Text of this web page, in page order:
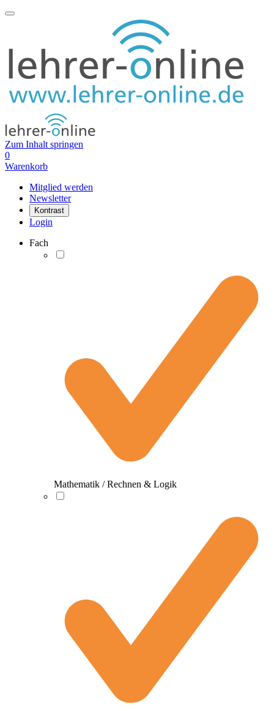
Zum Inhalt springen
0
Warenkorb
Mitglied werden
Newsletter
Kontrast
Login
Fach
Mathematik / Rechnen & Logik